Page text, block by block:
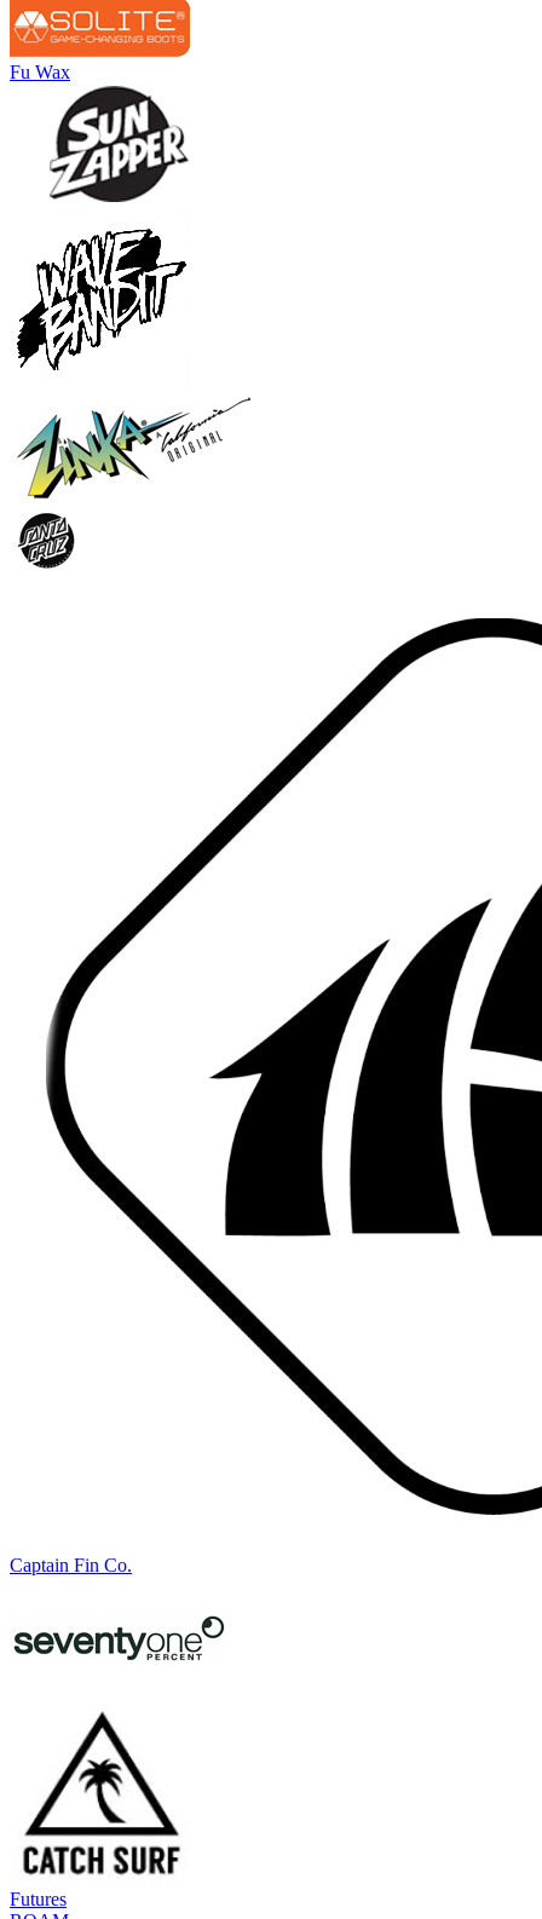
Fu Wax
Captain Fin Co.
Futures